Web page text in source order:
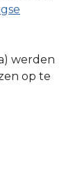
werden
op te